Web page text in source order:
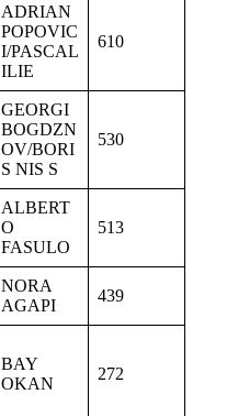
ADRIAN
POPOVIC
I/PASCAL
ILIE
610
GEORGI
BOGDZN
OV/BORI
S NIS S
530
ALBERT
O
FASULO
513
NORA
AGAPI
439
BAY
OKAN
272